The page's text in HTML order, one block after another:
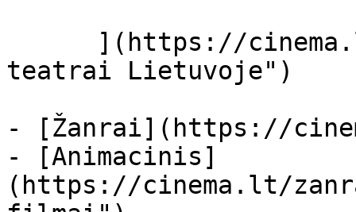
teatrai Lietuvoje")
- [Žanrai](https://
- [Animacinis]
(https://cinema.lt/